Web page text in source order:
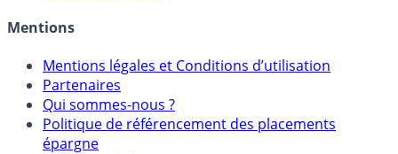
Mentions
Mentions légales et Conditions d’utilisation
Partenaires
Qui sommes-nous ?
Politique de référencement des placements
épargne